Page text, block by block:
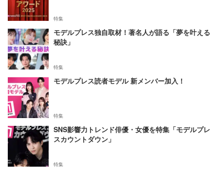
特集
モデルプレス独自取材！著名人が語る「夢を叶える
秘訣」
特集
モデルプレス読者モデル 新メンバー加入！
特集
SNS影響力トレンド俳優・女優を特集「モデルプレ
スカウントダウン」
特集